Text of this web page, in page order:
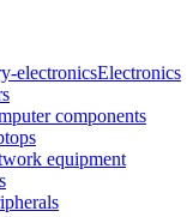
Electronics
components
equipment